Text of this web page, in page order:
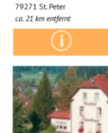
79271 St. Peter
ca. 21 km entfernt